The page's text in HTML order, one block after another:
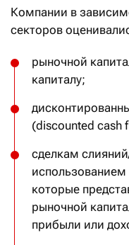
Компании в
секторов
рыночной
капиталу;
(discounted cash
сделкам
использованием
которые
рыночной
прибыли или